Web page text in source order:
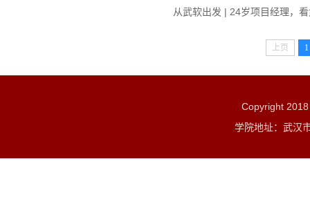
从武软出发 | 24岁项目经理，
上页 1
Copyright
学院地址：武汉